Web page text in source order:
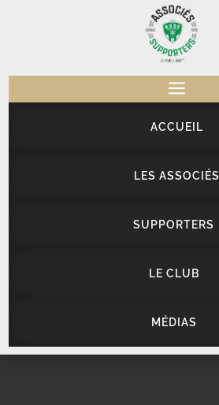
a
ACCUEIL
LES ASSOCIÉS
SUPPORTERS
LE CLUB
MÉDIAS